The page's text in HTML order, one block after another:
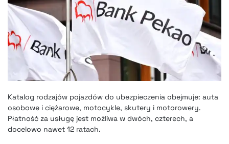
Katalog rodzajów pojazdów do ubezpieczenia obejmuje: auta
osobowe i ciężarowe, motocykle, skutery i motorowery.
Płatność za usługę jest możliwa w dwóch, czterech, a
docelowo nawet 12 ratach.